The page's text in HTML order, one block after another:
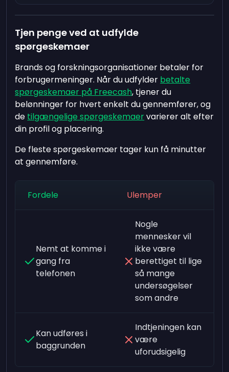
Tjen penge ved at udfylde
spørgeskemaer
Brands og forskningsorganisationer betaler for
forbrugermeninger. Når du udfylder betalte
spørgeskemaer på Freecash, tjener du
belønninger for hvert enkelt du gennemfører, og
de tilgængelige spørgeskemaervarierer alt efter
din profil og placering.
De fleste spørgeskemaer tager kun få minutter
at gennemføre.
Fordele Ulemper
Nemt at komme i
gang fra
telefonen
Nogle
mennesker vil
ikke være
berettiget til lige
så mange
undersøgelser
som andre
Kan udføres i
baggrunden
Indtjeningen kan
være
uforudsigelig